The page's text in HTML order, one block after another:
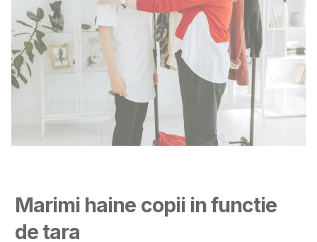
Marimi haine copii in functie
de tara